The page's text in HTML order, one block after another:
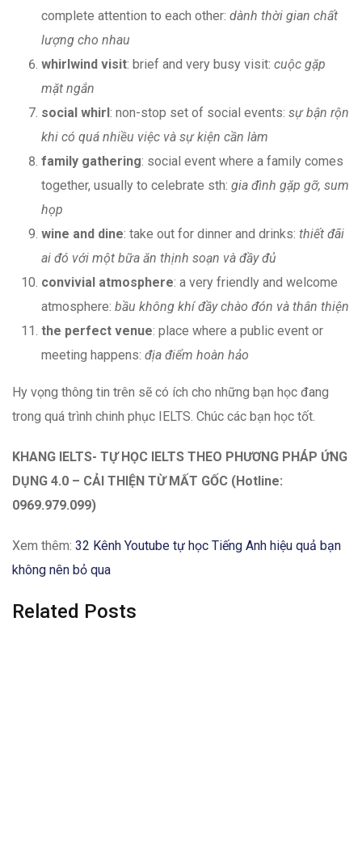
complete attention to each other: dành thời gian chất
lượng cho nhau
whirlwind visit: brief and very busy visit: cuộc gặp
mặt ngắn
social whirl: non-stop set of social events: sự bận rộn
khi có quá nhiều việc và sự kiện cần làm
family gathering: social event where a family comes
together, usually to celebrate sth: gia đình gặp gỡ, sum
họp
wine and dine: take out for dinner and drinks: thiết đãi
ai đó với một bữa ăn thịnh soạn và đầy đủ
convivial atmosphere: a very friendly and welcome
atmosphere: bầu không khí đầy chào đón và thân thiện
the perfect venue: place where a public event or
meeting happens: địa điểm hoàn hảo
Hy vọng thông tin trên sẽ có ích cho những bạn học đang
trong quá trình chinh phục IELTS. Chúc các bạn học tốt.
KHANG IELTS- TỰ HỌC IELTS THEO PHƯƠNG PHÁP ỨNG
DỤNG 4.0 – CẢI THIỆN TỪ MẤT GỐC (Hotline:
0969.979.099)
Xem thêm: 32 Kênh Youtube tự học Tiếng Anh hiệu quả bạn
không nên bỏ qua
Related Posts